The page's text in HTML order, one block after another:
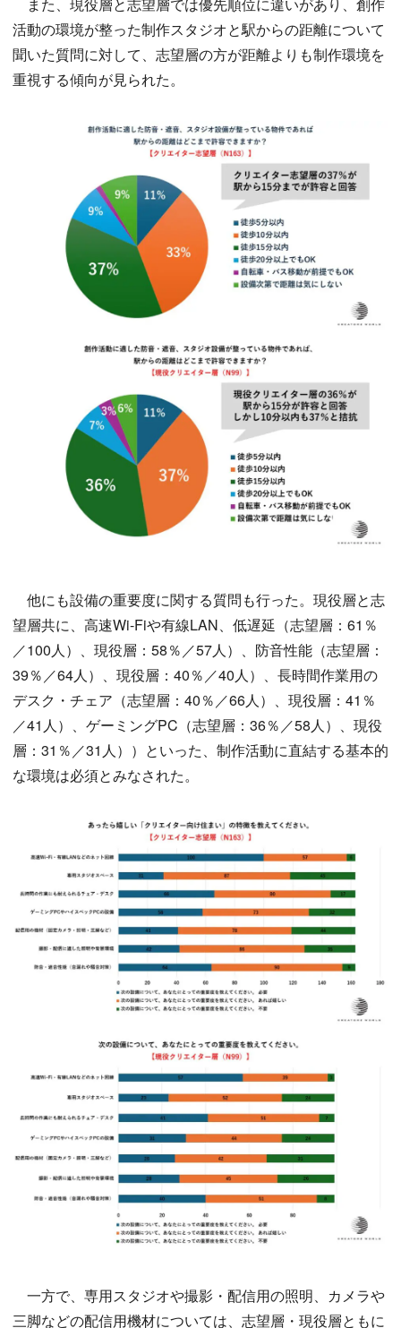
また、現役層と志望層では優先順位に違いがあり、創作
活動の環境が整った制作スタジオと駅からの距離について
聞いた質問に対して、志望層の方が距離よりも制作環境を
重視する傾向が見られた。
他にも設備の重要度に関する質問も行った。現役層と志
望層共に、高速Wi-Fiや有線LAN、低遅延（志望層：61％
／100人）、現役層：58％／57人）、防音性能（志望層：
39％／64人）、現役層：40％／40人）、長時間作業用の
デスク・チェア（志望層：40％／66人）、現役層：41％
／41人）、ゲーミングPC（志望層：36％／58人）、現役
層：31％／31人））といった、制作活動に直結する基本的
な環境は必須とみなされた。
一方で、専用スタジオや撮影・配信用の照明、カメラや
三脚などの配信用機材については、志望層・現役層ともに